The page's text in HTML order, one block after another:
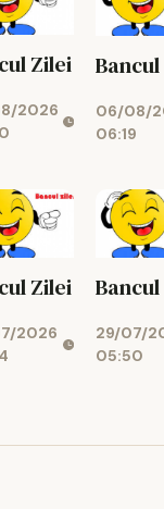
Zilei
2026
06/08/
06:19
Zilei
2026
29/07/
05:50